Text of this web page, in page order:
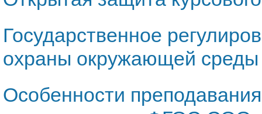
Государственное
охраны окружающей среды
Особенности